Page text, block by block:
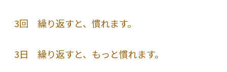
3回 繰り返すと、慣れます。
3日 繰り返すと、もっと慣れます。